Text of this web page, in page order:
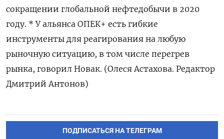
сокращении глобальной нефтедобычи в 2020
году. * У альянса ОПЕК+ есть гибкие
инструменты для реагирования на любую
рыночную ситуацию, в том числе перегрев
рынка, говорил Новак. (Олеся Астахова. Редактор
Дмитрий Антонов)
ПОДПИСАТЬСЯ НА ТЕЛЕГРАМ